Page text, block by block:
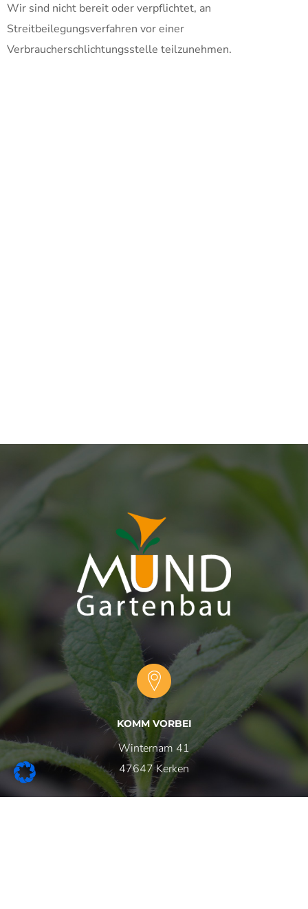
Wir sind nicht bereit oder verpflichtet, an
Streitbeilegungsverfahren vor einer
Verbraucherschlichtungsstelle teilzunehmen.
KOMM VORBEI
Winternam 41
47647 Kerken